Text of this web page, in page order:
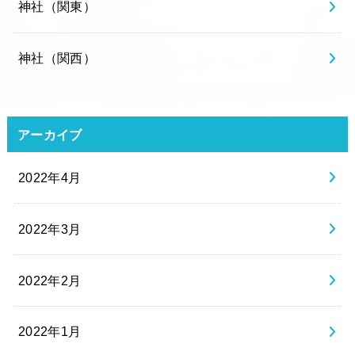
神社（関東）
神社（関西）
アーカイブ
2022年4月
2022年3月
2022年2月
2022年1月